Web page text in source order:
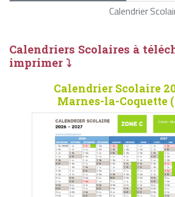
Calendrier
Calendriers Scolaires à
imprimer ⤵
Calendrier Scolaire
Marnes-la-Coquette